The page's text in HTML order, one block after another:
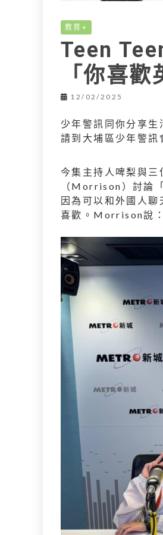
教育+
Teen
「你喜
12/02/2025
少年警訊同你分享
請到大埔區少年警訊
今集主持人啤梨與
（Morrison）討論
因為可以和外國人
喜歡。Morrison說：